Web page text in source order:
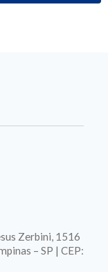
Zerbini, 1516
– SP | CEP: